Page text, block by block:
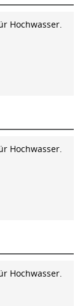
Hochwasser.
Hochwasser.
Hochwasser.